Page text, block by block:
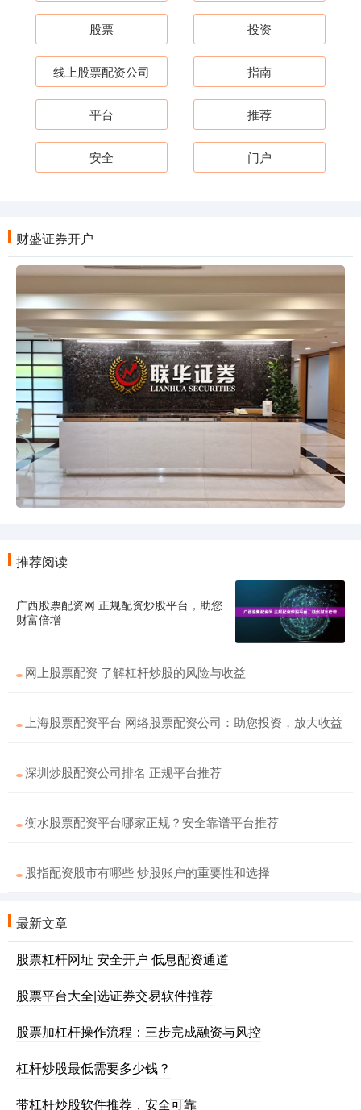
股票 投资
线上股票配资公司 指南
平台 推荐
安全 门户
财盛证券开户
推荐阅读
广西股票配资网 正规配资炒股平台，助您
财富倍增
网上股票配资 了解杠杆炒股的风险与收益
上海股票配资平台 网络股票配资公司：助您投资，放大收益
深圳炒股配资公司排名 正规平台推荐
衡水股票配资平台哪家正规？安全靠谱平台推荐
股指配资股市有哪些 炒股账户的重要性和选择
最新文章
股票杠杆网址 安全开户 低息配资通道
股票平台大全|选证券交易软件推荐
股票加杠杆操作流程：三步完成融资与风控
杠杆炒股最低需要多少钱？
带杠杆炒股软件推荐，安全可靠